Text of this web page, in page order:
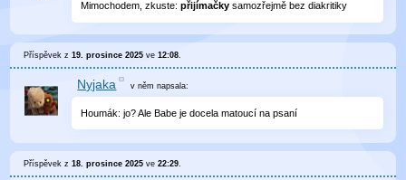
Mimochodem, zkuste:přijímačky samozřejmě bez diakritiky
Příspěvek z19. prosince 2025 ve12:08.
Nyjaka v němnapsala:
Houmák: jo? Ale Babe je docela matoucí na psaní
Příspěvek z18. prosince 2025 ve22:29.